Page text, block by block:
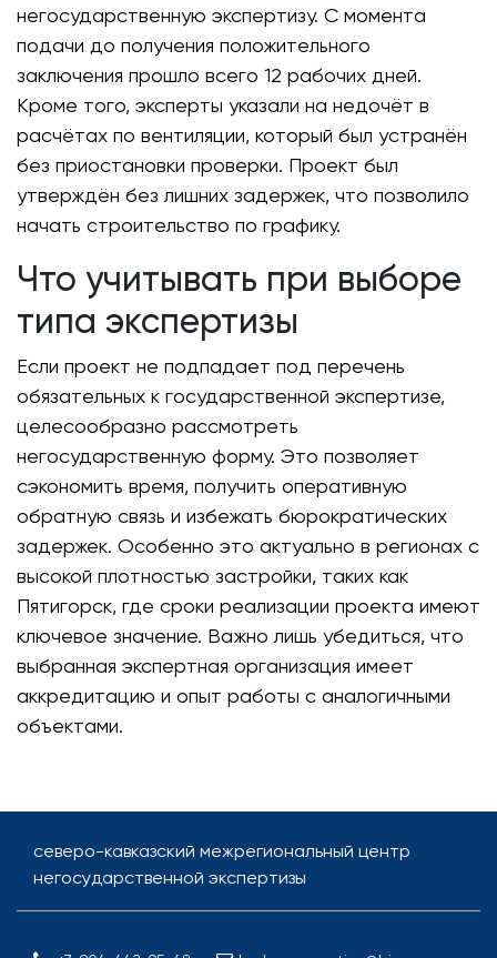
негосударственную экспертизу. С момента
подачи до получения положительного
заключения прошло всего 12 рабочих дней.
Кроме того, эксперты указали на недочёт в
расчётах по вентиляции, который был устранён
без приостановки проверки. Проект был
утверждён без лишних задержек, что позволило
начать строительство по графику.
Что учитывать при выборе
типа экспертизы
Если проект не подпадает под перечень
обязательных к государственной экспертизе,
целесообразно рассмотреть
негосударственную форму. Это позволяет
сэкономить время, получить оперативную
обратную связь и избежать бюрократических
задержек. Особенно это актуально в регионах с
высокой плотностью застройки, таких как
Пятигорск, где сроки реализации проекта имеют
ключевое значение. Важно лишь убедиться, что
выбранная экспертная организация имеет
аккредитацию и опыт работы с аналогичными
объектами.
северо-кавказский межрегиональный центр
негосударственной экспертизы